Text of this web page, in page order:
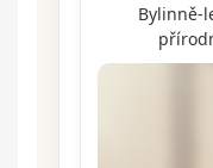
Bylinně-